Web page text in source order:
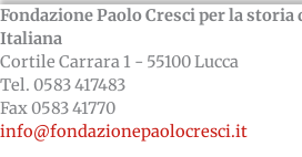
Fondazione Paolo Cresci per la
Italiana
Cortile Carrara 1 - 55100 Lucca
Tel. 0583 417483
Fax 0583 41770
info@fondazionepaolocresci.it